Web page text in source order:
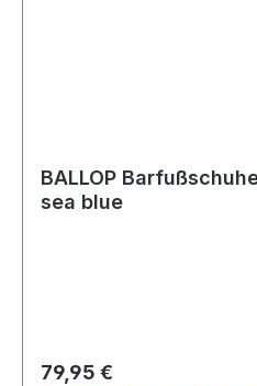
BALLOP
sea blue
Regulärer Preis:
79,95 €